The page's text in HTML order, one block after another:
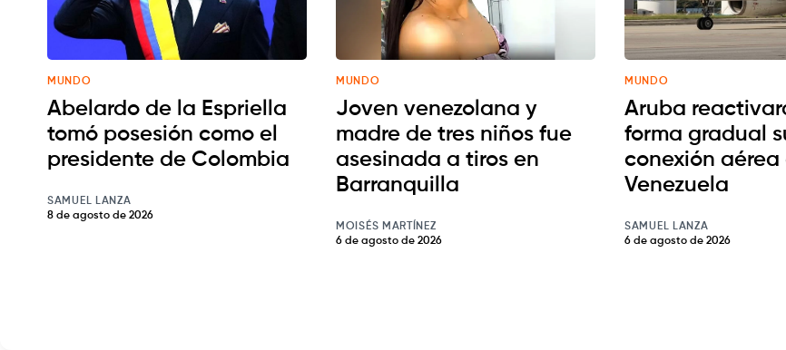
MUNDO
Abelardo de la Espriella
tomó posesión como el
presidente de Colombia
SAMUEL LANZA
8 de agosto de 2026
MUNDO
Joven venezolana y
madre de tres niños fue
asesinada a tiros en
Barranquilla
MOISÉS MARTÍNEZ
6 de agosto de 2026
MUNDO
Aruba
forma gradual
conexión aérea
Venezuela
SAMUEL LANZA
6 de agosto de 2026